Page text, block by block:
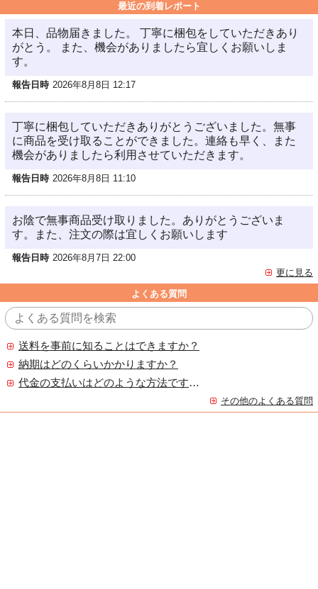
最近の到着レポート
本日、品物届きました。 丁寧に梱包をしていただきあり
がとう。 また、機会がありましたら宜しくお願いしま
す。
報告日時 2026年8月8日 12:17
丁寧に梱包していただきありがとうございました。無事
に商品を受け取ることができました。連絡も早く、また
機会がありましたら利用させていただきます。
報告日時 2026年8月8日 11:10
お陰で無事商品受け取りました。ありがとうございま
す。また、注文の際は宜しくお願いします
報告日時 2026年8月7日 22:00
更に見る
よくある質問
送料を事前に知ることはできますか？
納期はどのくらいかかりますか？
代金の支払いはどのような方法ですか？
その他のよくある質問